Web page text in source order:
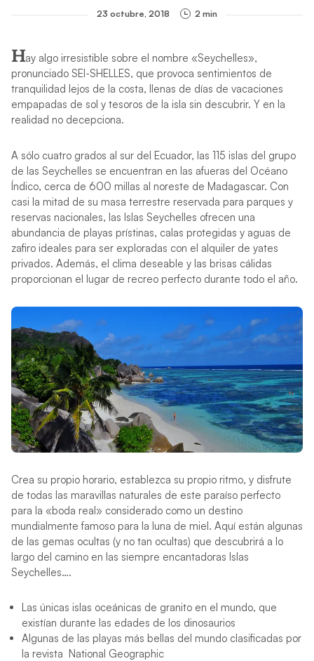
23 octubre, 2018 2 min
Hay algo irresistible sobre el nombre «Seychelles»,
pronunciado SEI-SHELLES, que provoca sentimientos de
tranquilidad lejos de la costa, llenas de días de vacaciones
empapadas de sol y tesoros de la isla sin descubrir. Y en la
realidad no decepciona.
A sólo cuatro grados al sur del Ecuador, las 115 islas del grupo
de las Seychelles se encuentran en las afueras del Océano
Índico, cerca de 600 millas al noreste de Madagascar. Con
casi la mitad de su masa terrestre reservada para parques y
reservas nacionales, las Islas Seychelles ofrecen una
abundancia de playas prístinas, calas protegidas y aguas de
zafiro ideales para ser exploradas con el alquiler de yates
privados. Además, el clima deseable y las brisas cálidas
proporcionan el lugar de recreo perfecto durante todo el año.
Crea su propio horario, establezca su propio ritmo, y disfrute
de todas las maravillas naturales de este paraíso perfecto
para la «boda real» considerado como un destino
mundialmente famoso para la luna de miel. Aquí están algunas
de las gemas ocultas (y no tan ocultas) que descubrirá a lo
largo del camino en las siempre encantadoras Islas
Seychelles….
Las únicas islas oceánicas de granito en el mundo, que
existían durante las edades de los dinosaurios
Algunas de las playas más bellas del mundo clasificadas por
la revista National Geographic